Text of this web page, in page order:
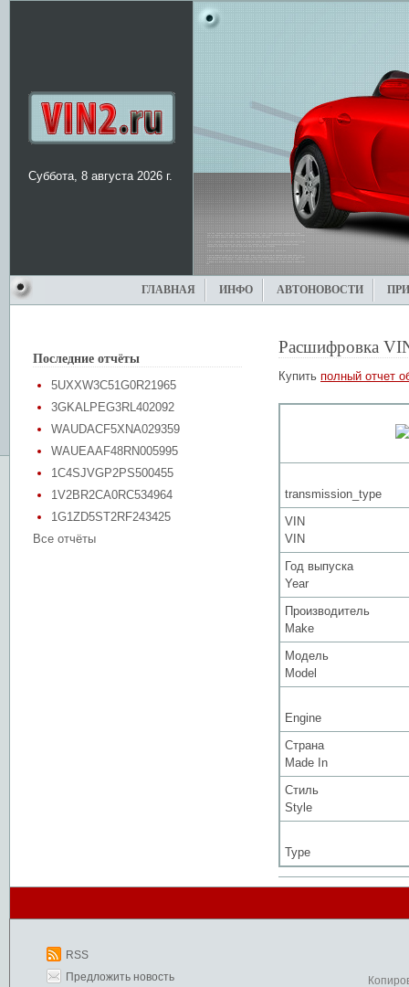
Суббота, 8 августа 2026 г.
ГЛАВНАЯ ИНФО АВТОНОВОСТИ
Последние отчёты
5UXXW3C51G0R21965
3GKALPEG3RL402092
WAUDACF5XNA029359
WAUEAAF48RN005995
1C4SJVGP2PS500455
1V2BR2CA0RC534964
1G1ZD5ST2RF243425
Все отчёты
Расшифровка
Купить полный отчет
transmission_type
VIN
VIN
Год выпуска
Year
Производитель
Make
Модель
Model
Engine
Страна
Made In
Стиль
Style
Type
RSS
Предложить новость